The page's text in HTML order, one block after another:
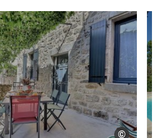
©
Gîtes de